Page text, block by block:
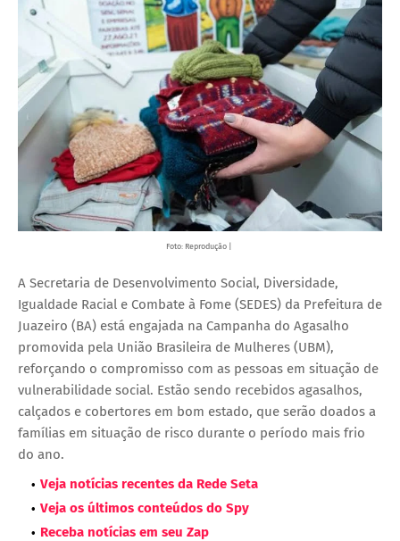
Foto: Reprodução |
A Secretaria de Desenvolvimento Social, Diversidade,
Igualdade Racial e Combate à Fome (SEDES) da Prefeitura de
Juazeiro (BA) está engajada na Campanha do Agasalho
promovida pela União Brasileira de Mulheres (UBM),
reforçando o compromisso com as pessoas em situação de
vulnerabilidade social. Estão sendo recebidos agasalhos,
calçados e cobertores em bom estado, que serão doados a
famílias em situação de risco durante o período mais frio
do ano.
Veja notícias recentes da Rede Seta
Veja os últimos conteúdos do Spy
Receba notícias em seu Zap